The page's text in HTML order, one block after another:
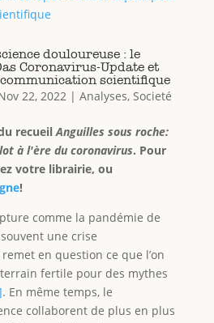
douloureuse : le
Coronavirus-Update et
scientifique
22, 2022| Analyses, Societé
recueilAnguilles sous roche:
à l'ère du coronavirus. Pour
votre librairie, ou
!
comme la pandémie de
une crise
en question ce que l’on
fertile pour des mythes
. En même temps, le
collaborent de plus en plus